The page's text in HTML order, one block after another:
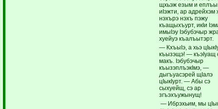
щхьэж езым и
иIэжти, ар адрейхэм
нэхърэ нэхъ пэжу
къащыхъурт, икIи
имыIэу Iэбубэчыр
хуейуэ къалъытэрт.
— КхъыIэ, а хьэ
къызэщэ! — къэIуащ
макъ. Iэбубэчыр
къызэплъэкIмэ, —
дыгъуасэрей щIалэ
цIыкIурт. — Абы сэ
сыхуейщ, сэ ар
згъэхъужынущ!
— Ибрэхьим, мы